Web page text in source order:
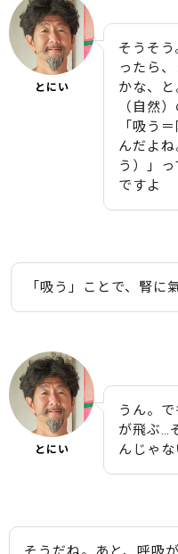
とにい
そうそう
ったら
かな、
（自然
「吸う
んだよ
う）」
ですよ
「吸う」ことで、腎に
とにい
うん。
が飛ぶ…
んじゃ